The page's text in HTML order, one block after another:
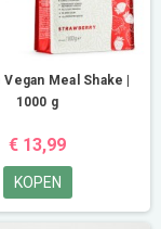
Meal Shake |
1000 g
€ 13,99
KOPEN